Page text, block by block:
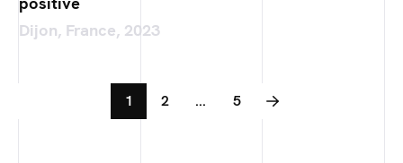
Dijon, France, 2023
1 2 ... 5